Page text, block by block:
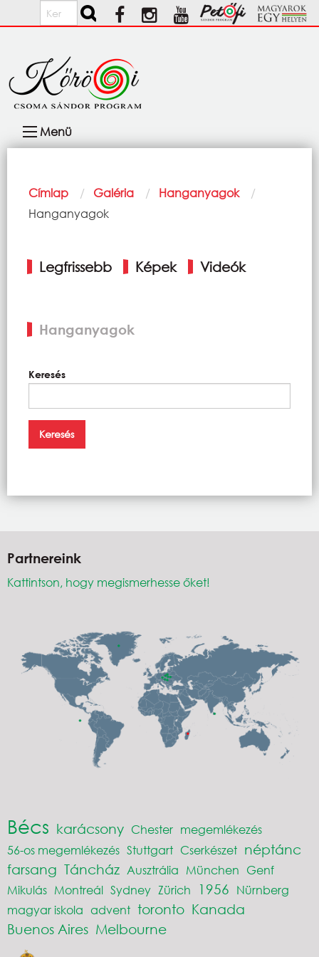
Ugrás a tartalomra
Keresés
navigáció
Menü
Morzsa
Címlap Galéria
Hanganyagok
Current:
Hanganyagok
fülek
Legfrissebb Képek Videók
Hanganyagok
Keresés
Partnereink
Kattintson, hogy megismerhesse őket!
Bécs karácsony Chester megemlékezés
56-os megemlékezés Stuttgart Cserkészet néptánc
farsang Táncház Ausztrália München Genf
Mikulás Montreál Sydney Zürich 1956 Nürnberg
magyar iskola advent toronto Kanada
Buenos Aires Melbourne